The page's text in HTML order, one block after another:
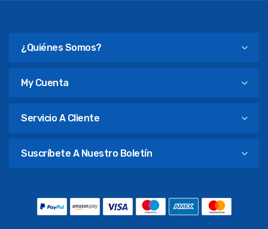
¿Quiénes Somos?
My Cuenta
Servicio A Cliente
Suscríbete A Nuestro Boletín